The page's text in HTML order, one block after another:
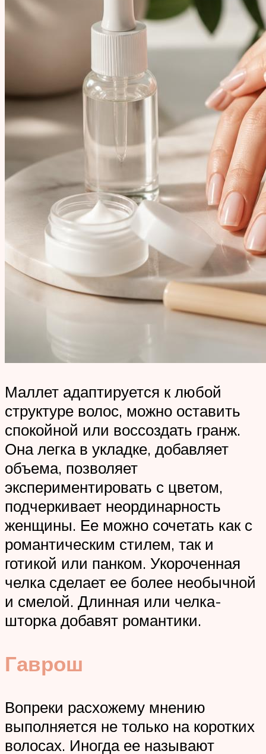
Маллет адаптируется к любой
структуре волос, можно оставить
спокойной или воссоздать гранж.
Она легка в укладке, добавляет
объема, позволяет
экспериментировать с цветом,
подчеркивает неординарность
женщины. Ее можно сочетать как с
романтическим стилем, так и
готикой или панком. Укороченная
челка сделает ее более необычной
и смелой. Длинная или челка-
шторка добавят романтики.
Гаврош
Вопреки расхожему мнению
выполняется не только на коротких
волосах. Иногда ее называют